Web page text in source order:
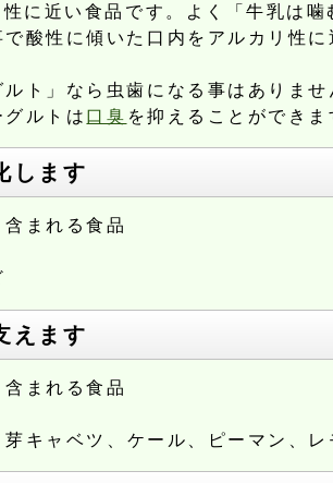
に近い食品です。よく「牛乳は噛
酸性に傾いた口内をアルカリ性に
ト」なら虫歯になる事はありま
ルトは 口臭 を抑えることができま
します
まれる食品
えます
まれる食品
芽キャベツ 、ケール 、ピーマン 、